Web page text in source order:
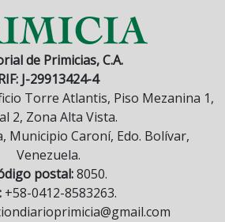
de Primicias, C.A.
J-29913424-4
Torre Atlantis, Piso Mezanina 1,
2, Zona Alta Vista.
Municipio Caroní, Edo. Bolívar,
Venezuela.
postal:8050.
+58-0412-8583263.